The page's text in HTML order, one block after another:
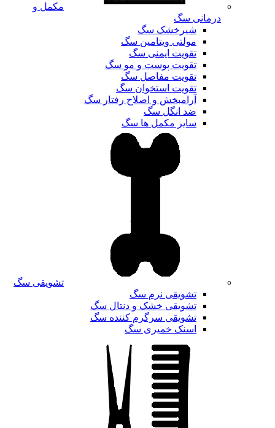
مکمل و
درمانی سگ
شیرخشک سگ
مولتی ویتامین سگ
تقویت ایمنی سگ
تقویت پوست و مو سگ
تقویت مفاصل سگ
تقویت استخوان سگ
آرامبخش و اصلاح رفتار سگ
ضد انگل سگ
سایر مکمل ها سگ
تشویقی سگ
تشویقی نرم سگ
تشویقی خشک و دنتال سگ
تشویقی سرگرم کننده سگ
اسنک خمیری سگ